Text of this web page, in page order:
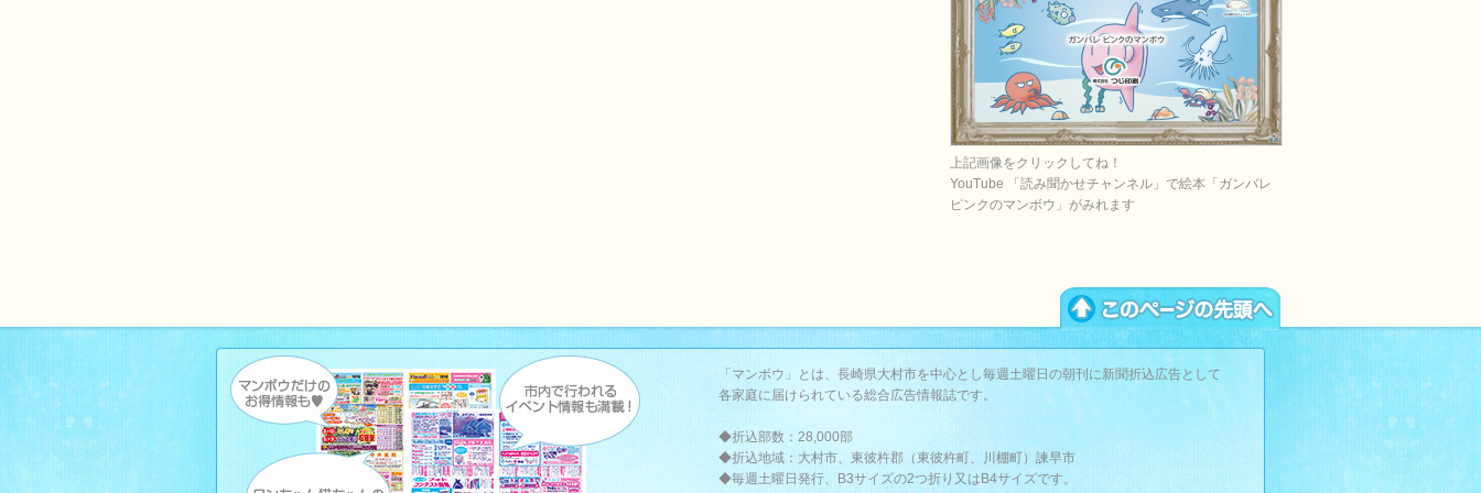
上記画像をクリックしてね！
YouTube 「読み聞かせチャンネル」で絵本「ガンバレ
ピンクのマンボウ」がみれます
「マンボウ」とは、長崎県大村市を中心とし毎週土曜日の朝刊に新聞折込広告として
各家庭に届けられている総合広告情報誌です。
◆折込部数：28,000部
◆折込地域：大村市、東彼杵郡（東彼杵町、川棚町）諫早市
◆毎週土曜日発行、B3サイズの2つ折り又はB4サイズです。